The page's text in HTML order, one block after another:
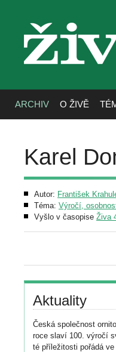
živa
ARCHIV O ŽIVĚ
Karel
Autor: František
Téma: Výročí,
Vyšlo v časopise Živa
Aktuality
Česká společnost
roce slaví 100. výročí
té příležitosti pořádá ve